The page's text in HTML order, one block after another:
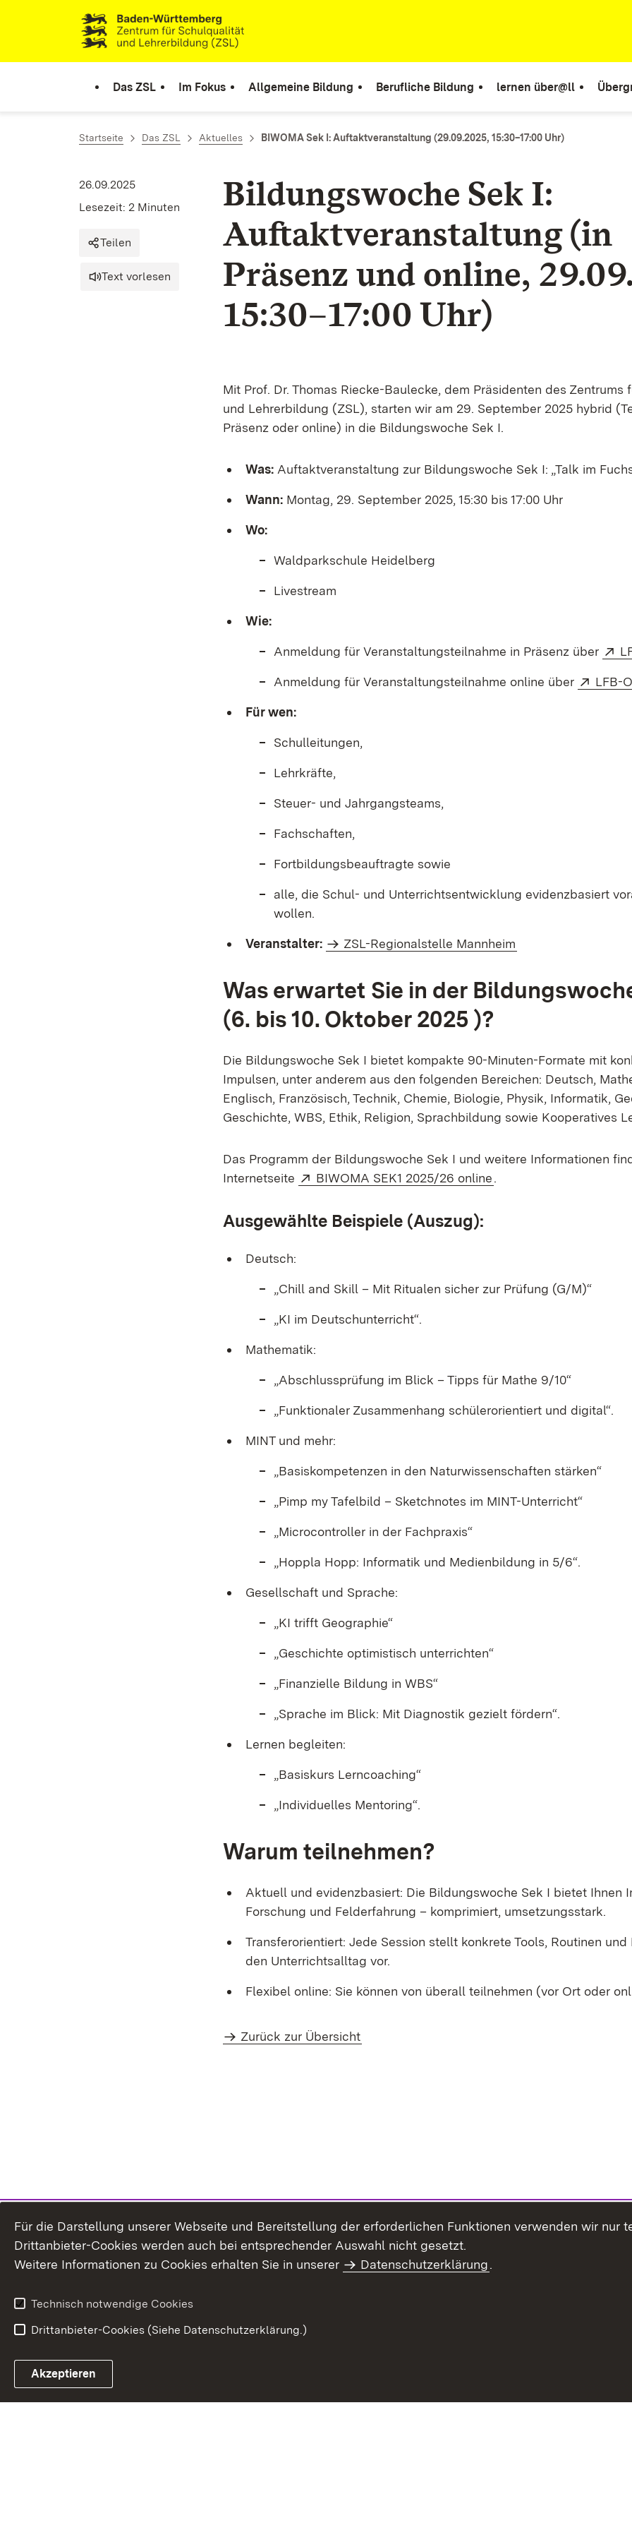
Zum Inhalt springen
Link zur Startseite
Das ZSL Im Fokus Allgemeine Bildung Berufliche Bildung lernen über@ll
Startseite Das ZSL Aktuelles BIWOMA Sek I: Auftaktveranstaltung (29.09.2025, 15:30–17:00 Uhr)
Bildungswoche Sek I:
Auftaktveranstaltung (in
Präsenz und online,
15:30–17:00 Uhr)
26.09.2025
Lesezeit: 2 Minuten
Teilen
Text vorlesen
Mit Prof. Dr. Thomas Riecke-Baulecke, dem Präsidenten des Zentrums
und Lehrerbildung (ZSL), starten wir am 29. September 2025 hybrid
Präsenz oder online) in die Bildungswoche Sek I.
Was: Auftaktveranstaltung zur Bildungswoche Sek I: „Talk im
Wann: Montag, 29. September 2025, 15:30 bis 17:00 Uhr
Wo:
Waldparkschule Heidelberg
Livestream
Wie:
Anmeldung für Veranstaltungsteilnahme in Präsenz über
Anmeldung für Veranstaltungsteilnahme online über LFB-
Für wen:
Schulleitungen,
Lehrkräfte,
Steuer- und Jahrgangsteams,
Fachschaften,
Fortbildungsbeauftragte sowie
alle, die Schul- und Unterrichtsentwicklung evidenzbasiert
wollen.
Veranstalter: ZSL-Regionalstelle Mannheim
Was erwartet Sie in der
(6. bis 10. Oktober 2025 )?
Die Bildungswoche Sek I bietet kompakte 90-Minuten-Formate mit
Impulsen, unter anderem aus den folgenden Bereichen: Deutsch,
Englisch, Französisch, Technik, Chemie, Biologie, Physik, Informatik,
Geschichte, WBS, Ethik, Religion, Sprachbildung sowie Kooperatives
Das Programm der Bildungswoche Sek I und weitere Informationen
Internetseite
Extern:
BIWOMA SEK1 2025/26 online.
Ausgewählte Beispiele (Auszug):
Deutsch:
„Chill and Skill – Mit Ritualen sicher zur Prüfung (G/M)“
„KI im Deutschunterricht“.
Mathematik:
„Abschlussprüfung im Blick – Tipps für Mathe 9/10“
„Funktionaler Zusammenhang schülerorientiert und digital“.
MINT und mehr:
„Basiskompetenzen in den Naturwissenschaften stärken“
„Pimp my Tafelbild – Sketchnotes im MINT-Unterricht“
„Microcontroller in der Fachpraxis“
„Hoppla Hopp: Informatik und Medienbildung in 5/6“.
Gesellschaft und Sprache:
„KI trifft Geographie“
„Geschichte optimistisch unterrichten“
„Finanzielle Bildung in WBS“
„Sprache im Blick: Mit Diagnostik gezielt fördern“.
Lernen begleiten:
„Basiskurs Lerncoaching“
„Individuelles Mentoring“.
Warum teilnehmen?
Aktuell und evidenzbasiert: Die Bildungswoche Sek I bietet Ihnen
Forschung und Felderfahrung – komprimiert, umsetzungsstark.
Transferorientiert: Jede Session stellt konkrete Tools, Routinen
den Unterrichtsalltag vor.
Flexibel online: Sie können von überall teilnehmen (vor Ort oder
Zurück zur Übersicht
Für die Darstellung unserer Webseite und Bereitstellung der erforderlichen Funktionen verwenden wir nur
Drittanbieter-Cookies werden auch bei entsprechender Auswahl nicht gesetzt.
Weitere Informationen zu Cookies erhalten Sie in unserer
Datenschutzerklärung.
Technisch notwendige Cookies
Drittanbieter-Cookies (Siehe Datenschutzerklärung.)
Akzeptieren